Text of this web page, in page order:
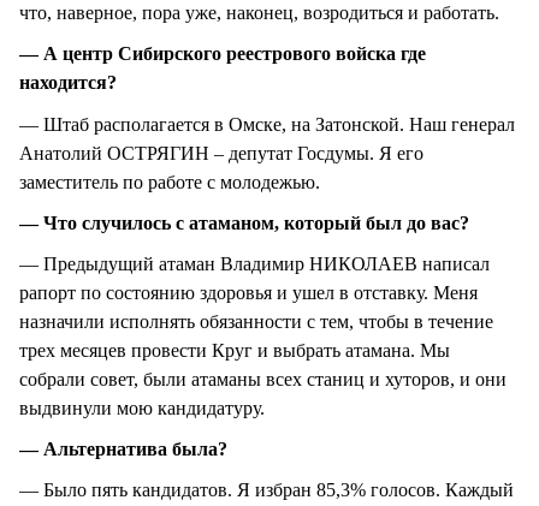
что, наверное, пора уже, наконец, возродиться и работать.
— А центр Сибирского реестрового войска где
находится?
— Штаб располагается в Омске, на Затонской. Наш генерал
Анатолий ОСТРЯГИН – депутат Госдумы. Я его
заместитель по работе с молодежью.
— Что случилось с атаманом, который был до вас?
— Предыдущий атаман Владимир НИКОЛАЕВ написал
рапорт по состоянию здоровья и ушел в отставку. Меня
назначили исполнять обязанности с тем, чтобы в течение
трех месяцев провести Круг и выбрать атамана. Мы
собрали совет, были атаманы всех станиц и хуторов, и они
выдвинули мою кандидатуру.
— Альтернатива была?
— Было пять кандидатов. Я избран 85,3% голосов. Каждый